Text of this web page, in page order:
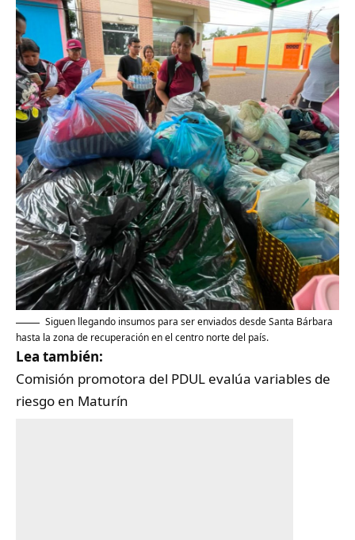
Siguen llegando insumos para ser enviados desde Santa Bárbara
hasta la zona de recuperación en el centro norte del país.
Lea también:
Comisión promotora del PDUL evalúa variables de
riesgo en Maturín